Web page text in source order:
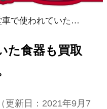
食堂車で使われていた食器も買取りさせて頂きます。
た食器も買取
更新日：2021年9月7